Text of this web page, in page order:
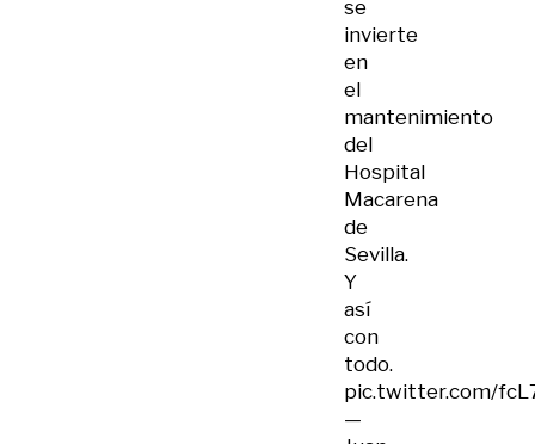
se
invierte
en
el
mantenimiento
del
Hospital
Macarena
de
Sevilla.
Y
así
con
todo.
pic.twitter.com/
—